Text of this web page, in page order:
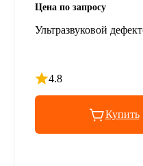
Цена по запросу
Ультразвуковой
4.8
Рейтинг 4.8 из 5
Купить